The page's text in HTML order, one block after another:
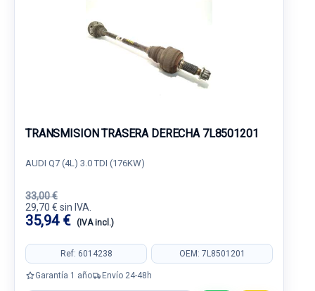
TRANSMISION TRASERA DERECHA 7L8501201
AUDI Q7 (4L) 3.0 TDI (176KW)
33,00 €
29,70 € sin IVA.
35,94 € (IVA incl.)
Ref: 6014238 OEM: 7L8501201
Garantía 1 año Envío 24-48h